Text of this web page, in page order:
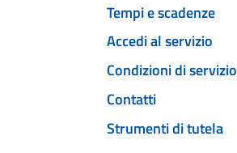
Tempi e scadenze
Accedi al servizio
Condizioni di servizio
Contatti
Strumenti di tutela